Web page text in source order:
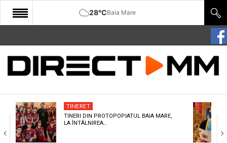
28°CBaia Mare
START
COMUNITATE
CULTURA
ECONOMIE
TINERET
TINERI DIN PROTOPOPIATUL BAIA MARE,
LA ÎNTÂLNIREA…